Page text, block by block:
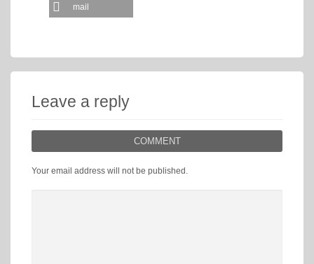
mail
Leave a reply
COMMENT
Your email address will not be published.